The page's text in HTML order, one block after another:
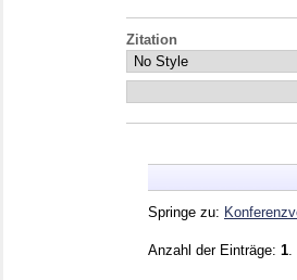
Zitation
Springe zu:
Anzahl der Einträge: 1